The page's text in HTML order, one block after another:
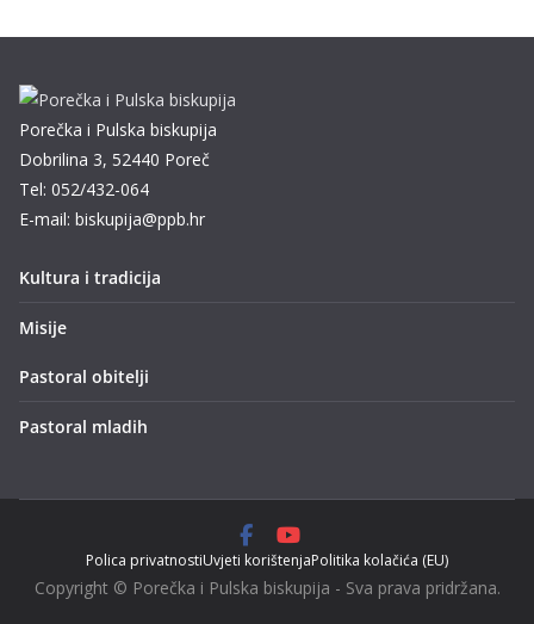
Porečka i Pulska biskupija
Dobrilina 3, 52440 Poreč
Tel: 052/432-064
E-mail: biskupija@ppb.hr
Kultura i tradicija
Misije
Pastoral obitelji
Pastoral mladih
Polica privatnostiUvjeti korištenjaPolitika kolačića (EU)
Copyright © Porečka i Pulska biskupija - Sva prava pridržana.